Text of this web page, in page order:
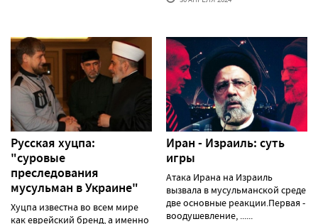
Русская хуцпа:
"суровые
преследования
мусульман в Украине"
Хуцпа известна во всем мире
как еврейский бренд, а именно
Иран - Израиль: суть
игры
Атака Ирана на Израиль
вызвала в мусульманской среде
две основные реакции.Первая -
воодушевление, ......